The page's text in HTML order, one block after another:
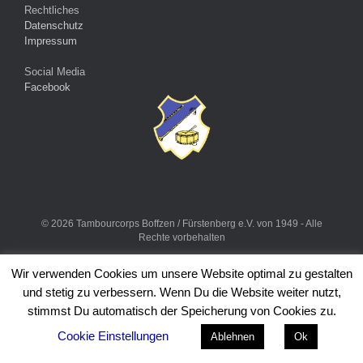
Rechtliches
Datenschutz
Impressum
Social Media
Facebook
© 2026 Tambourcorps Boffzen / Fürstenberg e.V. von 1949 - Alle
Rechte vorbehalten
Ein Theme vonSiteOrigin
Wir verwenden Cookies um unsere Website optimal zu gestalten
und stetig zu verbessern. Wenn Du die Website weiter nutzt,
stimmst Du automatisch der Speicherung von Cookies zu.
Cookie Einstellungen
Ablehnen Ok